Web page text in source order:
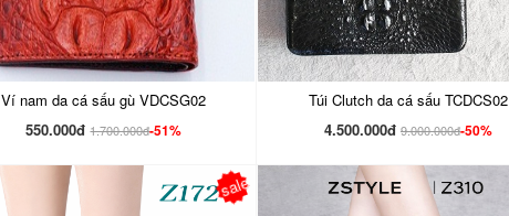
Ví nam da cá sấu gù VDCSG02
550.000đ 1.700.000đ-51%
Túi Clutch da cá sấu TCDCS02
4.500.000đ 9.000.000đ-50%
sale